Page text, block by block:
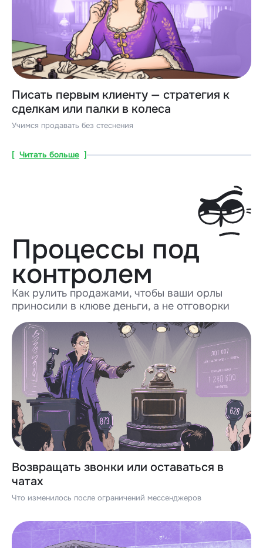
Писать первым клиенту — стратегия к
сделкам или палки в колеса
Учимся продавать без стеснения
[ Читать больше ]
Процессы под
контролем
Как рулить продажами, чтобы ваши орлы
приносили в клюве деньги, а не отговорки
Возвращать звонки или оставаться в
чатах
Что изменилось после ограничений мессенджеров